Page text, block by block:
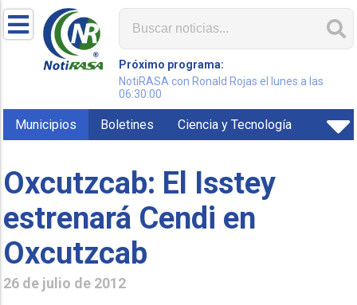
Próximo programa:
NotiRASA con Ronald Rojas el lunes a las
06:30:00
Municipios Boletines Ciencia y Tecnología
Oxcutzcab: El Isstey
estrenará Cendi en
Oxcutzcab
26 de julio de 2012